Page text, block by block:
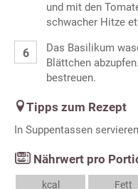
und mit den
schwacher Hitze
Das Basilikum
Blättchen
bestreuen.
Tipps zum Rezept
In Suppentassen servieren
Nährwert pro
kcal Fett